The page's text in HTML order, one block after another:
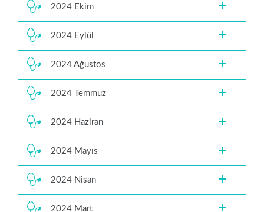
2024 Ekim
2024 Eylül
2024 Ağustos
2024 Temmuz
2024 Haziran
2024 Mayıs
2024 Nisan
2024 Mart